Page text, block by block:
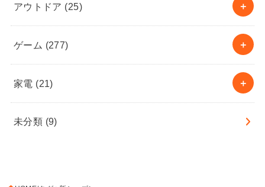
アウトドア (25)
ゲーム (277)
家電 (21)
未分類 (9)